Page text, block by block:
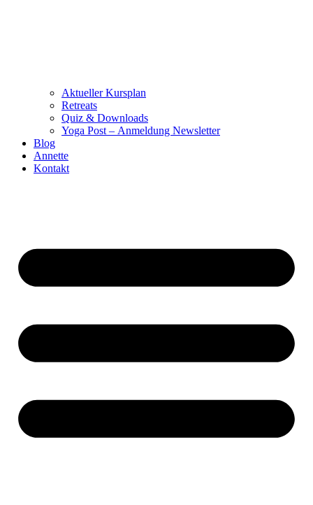
Aktueller Kursplan
Retreats
Quiz & Downloads
Yoga Post – Anmeldung Newsletter
Blog
Annette
Kontakt